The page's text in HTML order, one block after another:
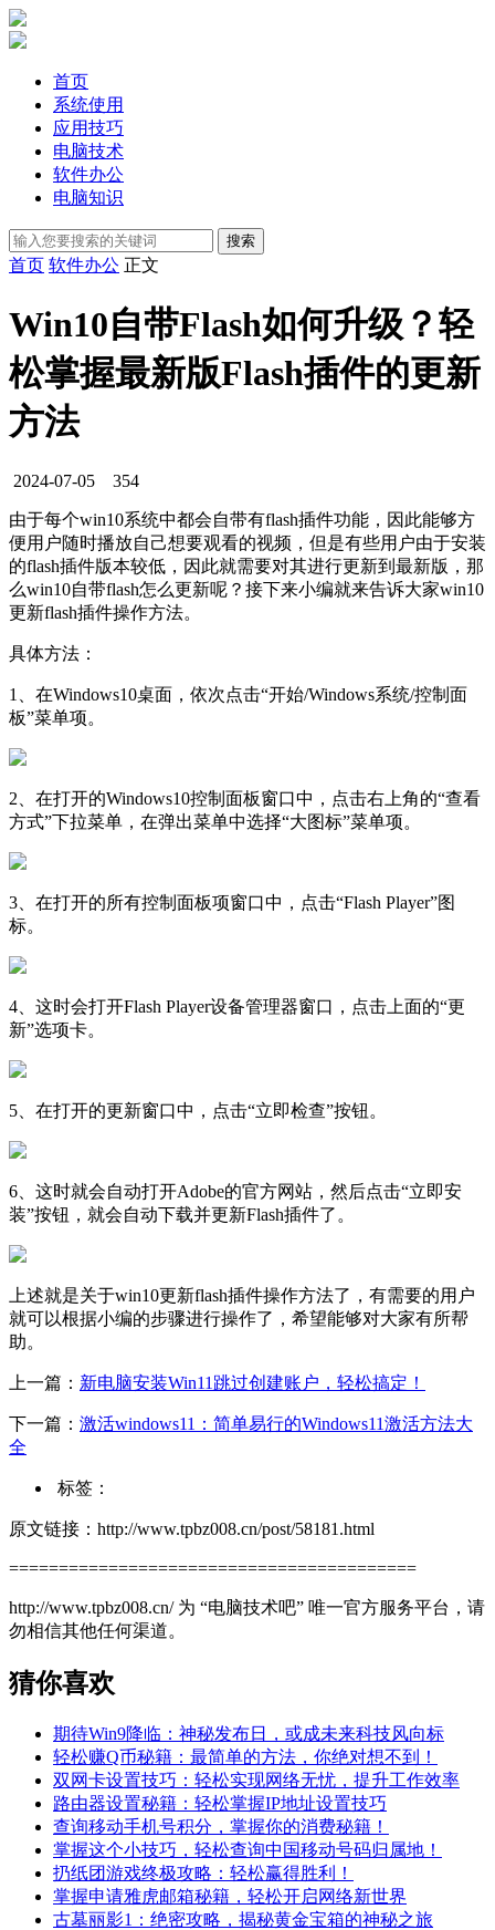
首页
系统使用
应用技巧
电脑技术
软件办公
电脑知识
首页 软件办公 正文
Win10自带Flash如何升级？轻
松掌握最新版Flash插件的更新
方法
2024-07-05 354
由于每个win10系统中都会自带有flash插件功能，因此能够方
便用户随时播放自己想要观看的视频，但是有些用户由于安装
的flash插件版本较低，因此就需要对其进行更新到最新版，那
么win10自带flash怎么更新呢？接下来小编就来告诉大家win10
更新flash插件操作方法。
具体方法：
1、在Windows10桌面，依次点击“开始/Windows系统/控制面
板”菜单项。
2、在打开的Windows10控制面板窗口中，点击右上角的“查看
方式”下拉菜单，在弹出菜单中选择“大图标”菜单项。
3、在打开的所有控制面板项窗口中，点击“Flash Player”图
标。
4、这时会打开Flash Player设备管理器窗口，点击上面的“更
新”选项卡。
5、在打开的更新窗口中，点击“立即检查”按钮。
6、这时就会自动打开Adobe的官方网站，然后点击“立即安
装”按钮，就会自动下载并更新Flash插件了。
上述就是关于win10更新flash插件操作方法了，有需要的用户
就可以根据小编的步骤进行操作了，希望能够对大家有所帮
助。
上一篇： 新电脑安装Win11跳过创建账户，轻松搞定！
下一篇： 激活windows11：简单易行的Windows11激活方法大
全
标签：
原文链接：http://www.tpbz008.cn/post/58181.html
=========================================
http://www.tpbz008.cn/ 为 “电脑技术吧” 唯一官方服务平台，请
勿相信其他任何渠道。
猜你喜欢
期待Win9降临：神秘发布日，或成未来科技风向标
轻松赚Q币秘籍：最简单的方法，你绝对想不到！
双网卡设置技巧：轻松实现网络无忧，提升工作效率
路由器设置秘籍：轻松掌握IP地址设置技巧
查询移动手机号积分，掌握你的消费秘籍！
掌握这个小技巧，轻松查询中国移动号码归属地！
扔纸团游戏终极攻略：轻松赢得胜利！
掌握申请雅虎邮箱秘籍，轻松开启网络新世界
古墓丽影1：绝密攻略，揭秘黄金宝箱的神秘之旅